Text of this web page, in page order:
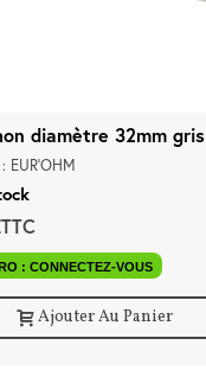
diamètre 32mm gris
EUR'OHM
: CONNECTEZ-VOUS
Ajouter Au Panier